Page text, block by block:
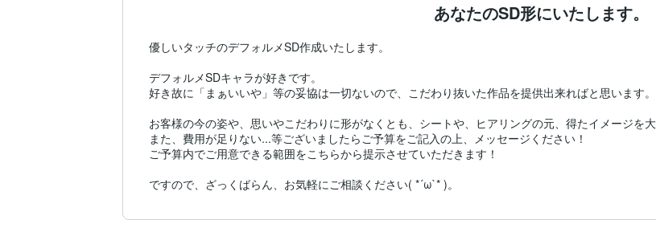
あなたのSD形にいたします。
優しいタッチのデフォルメSD作成いたします。
デフォルメSDキャラが好きです。
好き故に「まぁいいや」等の妥協は一切ないので、こだわり抜いた作品を提供出来ればと思います。
お客様の今の姿や、思いやこだわりに形がなくとも、シートや、ヒアリングの元、得たイメージを
また、費用が足りない...等ございましたらご予算をご記入の上、メッセージください！
ご予算内でご用意できる範囲をこちらから提示させていただきます！
ですので、ざっくばらん、お気軽にご相談ください( *´ω`* )。